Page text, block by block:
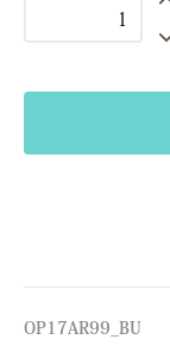
OP17AR99_BU